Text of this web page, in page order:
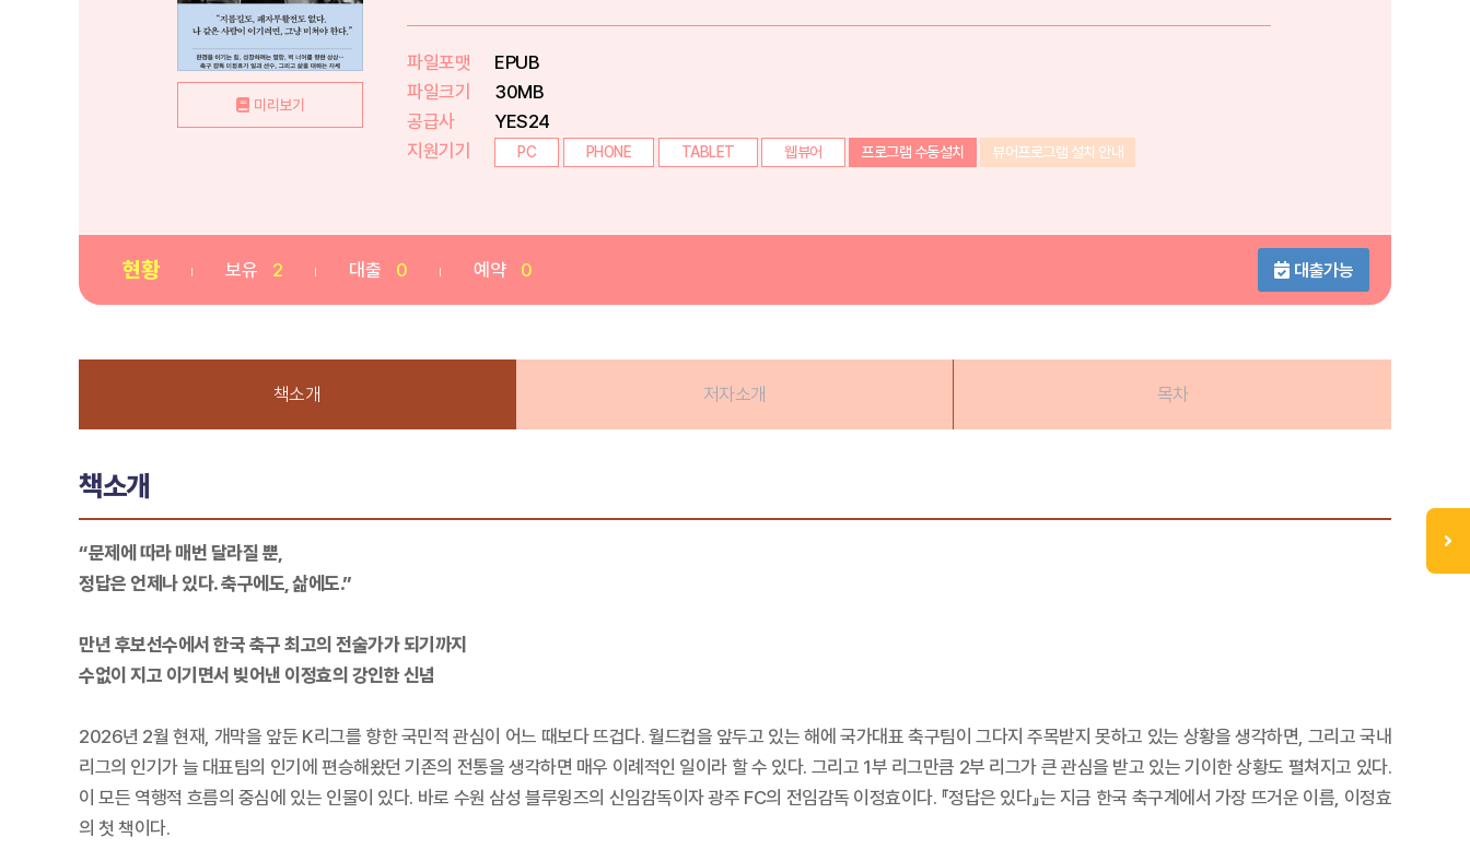
미리보기
파일포맷
EPUB
파일크기
30MB
공급사
YES24
지원기기
PC PHONE TABLET 웹뷰어 프로그램 수동설치 뷰어프로그램 설치 안내
현황 보유 2 대출 0 예약 0 대출가능
책소개 저자소개 목차
책소개
“문제에 따라 매번 달라질 뿐,
정답은 언제나 있다. 축구에도, 삶에도.”
만년 후보선수에서 한국 축구 최고의 전술가가 되기까지
수없이 지고 이기면서 빚어낸 이정효의 강인한 신념
2026년 2월 현재, 개막을 앞둔 K리그를 향한 국민적 관심이 어느 때보다 뜨겁다. 월드컵을 앞두고 있는 해에 국가대표 축구팀이 그다지 주목받지 못하고 있는 상황을 생각하면, 그리고 국내
리그의 인기가 늘 대표팀의 인기에 편승해왔던 기존의 전통을 생각하면 매우 이례적인 일이라 할 수 있다. 그리고 1부 리그만큼 2부 리그가 큰 관심을 받고 있는 기이한 상황도 펼쳐지고 있다.
이 모든 역행적 흐름의 중심에 있는 인물이 있다. 바로 수원 삼성 블루윙즈의 신임감독이자 광주 FC의 전임감독 이정효이다. 『정답은 있다』는 지금 한국 축구계에서 가장 뜨거운 이름, 이정효
의 첫 책이다.